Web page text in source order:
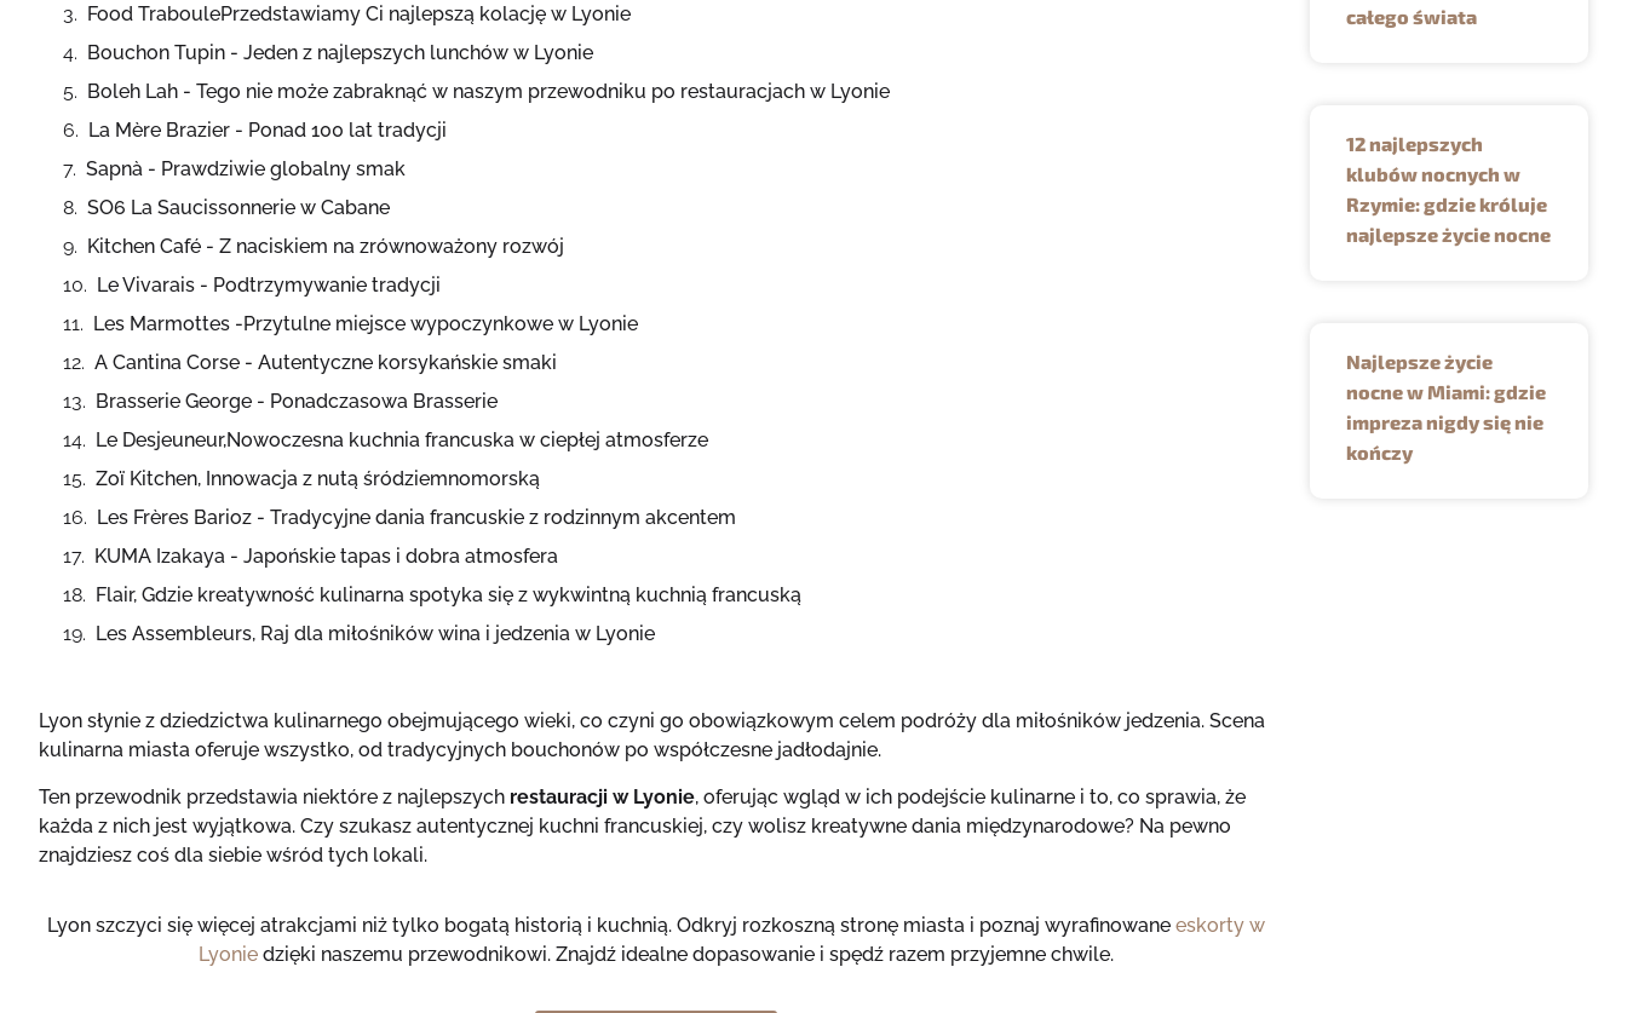
Food TraboulePrzedstawiamy Ci najlepszą kolację w Lyonie
Bouchon Tupin - Jeden z najlepszych lunchów w Lyonie
Boleh Lah - Tego nie może zabraknąć w naszym przewodniku po restauracjach w Lyonie
La Mère Brazier - Ponad 100 lat tradycji
Sapnà - Prawdziwie globalny smak
SO6 La Saucissonnerie w Cabane
Kitchen Café - Z naciskiem na zrównoważony rozwój
Le Vivarais - Podtrzymywanie tradycji
Les Marmottes -Przytulne miejsce wypoczynkowe w Lyonie
A Cantina Corse - Autentyczne korsykańskie smaki
Brasserie George - Ponadczasowa Brasserie
Le Desjeuneur,Nowoczesna kuchnia francuska w ciepłej atmosferze
Zoï Kitchen, Innowacja z nutą śródziemnomorską
Les Frères Barioz - Tradycyjne dania francuskie z rodzinnym akcentem
KUMA Izakaya - Japońskie tapas i dobra atmosfera
Flair, Gdzie kreatywność kulinarna spotyka się z wykwintną kuchnią francuską
Les Assembleurs, Raj dla miłośników wina i jedzenia w Lyonie
Lyon słynie z dziedzictwa kulinarnego obejmującego wieki, co czyni go obowiązkowym celem podróży dla miłośników jedzenia. Scena
kulinarna miasta oferuje wszystko, od tradycyjnych bouchonów po współczesne jadłodajnie.
Ten przewodnik przedstawia niektóre z najlepszych restauracji w Lyonie, oferując wgląd w ich podejście kulinarne i to, co sprawia, że ​​
każda z nich jest wyjątkowa. Czy szukasz autentycznej kuchni francuskiej, czy wolisz kreatywne dania międzynarodowe? Na pewno
znajdziesz coś dla siebie wśród tych lokali.
Lyon szczyci się więcej atrakcjami niż tylko bogatą historią i kuchnią. Odkryj rozkoszną stronę miasta i poznaj wyrafinowane eskorty w
Lyoniedzięki naszemu przewodnikowi. Znajdź idealne dopasowanie i spędź razem przyjemne chwile.
całego świata
12 najlepszych
klubów nocnych w
Rzymie: gdzie króluje
najlepsze życie nocne
Najlepsze życie
nocne w Miami: gdzie
impreza nigdy się nie
kończy